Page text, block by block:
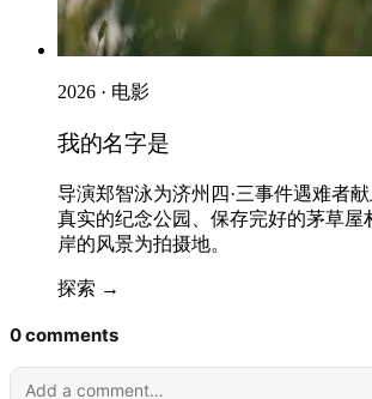
2026 · 电影
我的名字是
导演郑智泳为济州四·三事件遇难者
真实的纪念公园、保存完好的茅草屋
岸的风景为拍摄地。
探索 →